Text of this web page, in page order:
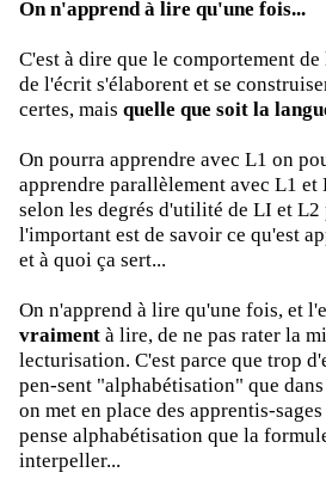
On n'apprend à lire qu'une fois...
C'est à dire que le comportement
de l'écrit s'élaborent et se
certes, mais quelle que soit la
On pourra apprendre avec L1 on
apprendre parallèlement avec L1
selon les degrés d'utilité de LI et
l'important est de savoir ce qu'est
et à quoi ça sert...
On n'apprend à lire qu'une fois, et
vraiment à lire, de ne pas rater la
lecturisation. C'est parce que trop
pen-sent "alphabétisation" que
on met en place des apprentis-
pense alphabétisation que la
interpeller...